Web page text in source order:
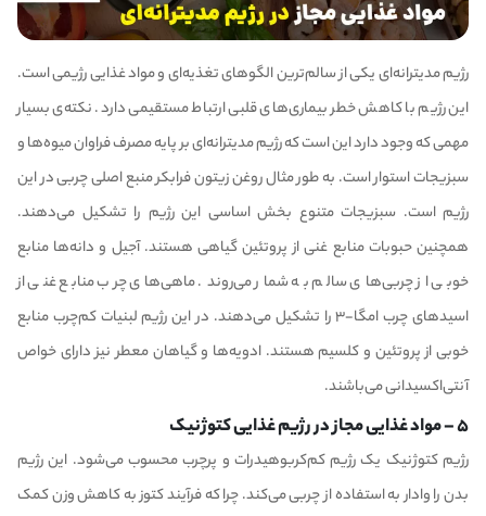
رژیم مدیترانه‌ای یکی از سالم‌ترین الگوهای تغذیه‌ای و مواد غذایی رژیمی است.
این رژیم با کاهش خطر بیماری‌های قلبی ارتباط مستقیمی دارد. نکته‌ی بسیار
مهمی که وجود دارد این است که رژیم مدیترانه‌ای بر پایه مصرف فراوان میوه‌ها و
سبزیجات استوار است. به طور مثال روغن زیتون فرابکر منبع اصلی چربی در این
رژیم است. سبزیجات متنوع بخش اساسی این رژیم را تشکیل می‌دهند.
همچنین حبوبات منابع غنی از پروتئین گیاهی هستند. آجیل و دانه‌ها منابع
خوبی از چربی‌های سالم به شمار می‌روند. ماهی‌های چرب منابع غنی از
اسیدهای چرب امگا-۳ را تشکیل می‌دهند. در این رژیم لبنیات کم‌چرب منابع
خوبی از پروتئین و کلسیم هستند. ادویه‌ها و گیاهان معطر نیز دارای خواص
آنتی‌اکسیدانی می‌باشند.
۵ – مواد غذایی مجاز در رژیم غذایی کتوژنیک
رژیم کتوژنیک یک رژیم کم‌کربوهیدرات و پرچرب محسوب می‌شود. این رژیم
بدن را وادار به استفاده از چربی می‌کند. چرا که فرآیند کتوز به کاهش وزن کمک